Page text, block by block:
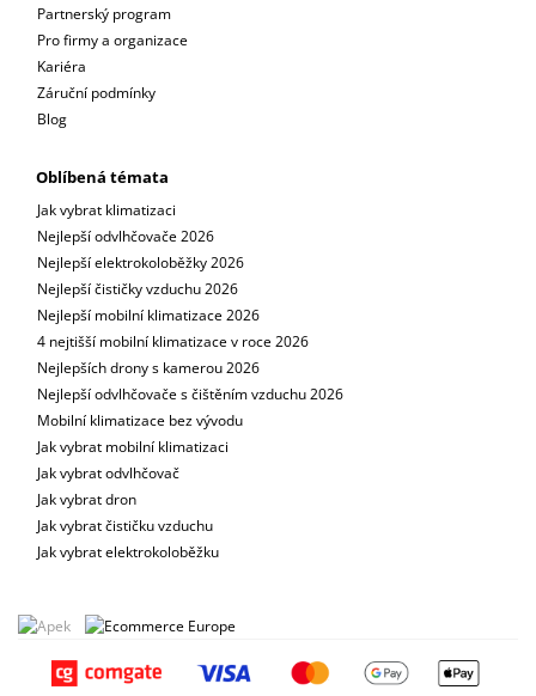
Partnerský program
Pro firmy a organizace
Kariéra
Záruční podmínky
Blog
Oblíbená témata
Jak vybrat klimatizaci
Nejlepší odvlhčovače 2026
Nejlepší elektrokoloběžky 2026
Nejlepší čističky vzduchu 2026
Nejlepší mobilní klimatizace 2026
4 nejtišší mobilní klimatizace v roce 2026
Nejlepších drony s kamerou 2026
Nejlepší odvlhčovače s čištěním vzduchu 2026
Mobilní klimatizace bez vývodu
Jak vybrat mobilní klimatizaci
Jak vybrat odvlhčovač
Jak vybrat dron
Jak vybrat čističku vzduchu
Jak vybrat elektrokoloběžku